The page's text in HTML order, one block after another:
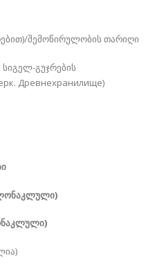
შემოწირულობის თარიღი
გუჯრების
Древнехранилище)